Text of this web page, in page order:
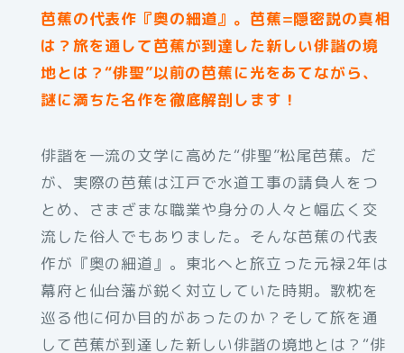
芭蕉の代表作『奥の細道』。芭蕉=隠密説の真相
は？旅を通して芭蕉が到達した新しい俳諧の境
地とは？“俳聖”以前の芭蕉に光をあてながら、
謎に満ちた名作を徹底解剖します！
俳諧を一流の文学に高めた“俳聖”松尾芭蕉。だ
が、実際の芭蕉は江戸で水道工事の請負人をつ
とめ、さまざまな職業や身分の人々と幅広く交
流した俗人でもありました。そんな芭蕉の代表
作が『奥の細道』。東北へと旅立った元禄2年は
幕府と仙台藩が鋭く対立していた時期。歌枕を
巡る他に何か目的があったのか？そして旅を通
して芭蕉が到達した新しい俳諧の境地とは？“俳